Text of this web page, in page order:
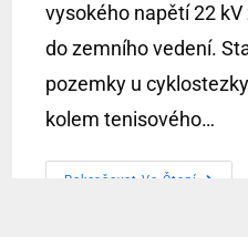
vysokého napětí 22
do zemního vedení.
pozemky u
kolem tenisového…
Pokračovat Ve Čtení